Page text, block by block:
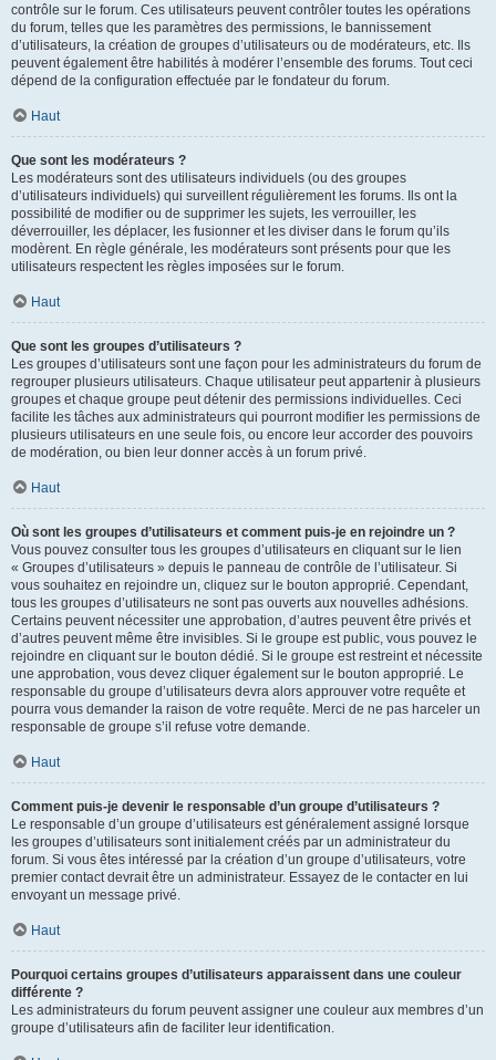
contrôle sur le forum. Ces utilisateurs peuvent contrôler toutes les opérations
du forum, telles que les paramètres des permissions, le bannissement
d’utilisateurs, la création de groupes d’utilisateurs ou de modérateurs, etc. Ils
peuvent également être habilités à modérer l’ensemble des forums. Tout ceci
dépend de la configuration effectuée par le fondateur du forum.
Haut
Que sont les modérateurs ?
Les modérateurs sont des utilisateurs individuels (ou des groupes
d’utilisateurs individuels) qui surveillent régulièrement les forums. Ils ont la
possibilité de modifier ou de supprimer les sujets, les verrouiller, les
déverrouiller, les déplacer, les fusionner et les diviser dans le forum qu’ils
modèrent. En règle générale, les modérateurs sont présents pour que les
utilisateurs respectent les règles imposées sur le forum.
Haut
Que sont les groupes d’utilisateurs ?
Les groupes d’utilisateurs sont une façon pour les administrateurs du forum de
regrouper plusieurs utilisateurs. Chaque utilisateur peut appartenir à plusieurs
groupes et chaque groupe peut détenir des permissions individuelles. Ceci
facilite les tâches aux administrateurs qui pourront modifier les permissions de
plusieurs utilisateurs en une seule fois, ou encore leur accorder des pouvoirs
de modération, ou bien leur donner accès à un forum privé.
Haut
Où sont les groupes d’utilisateurs et comment puis-je en rejoindre un ?
Vous pouvez consulter tous les groupes d’utilisateurs en cliquant sur le lien
« Groupes d’utilisateurs » depuis le panneau de contrôle de l’utilisateur. Si
vous souhaitez en rejoindre un, cliquez sur le bouton approprié. Cependant,
tous les groupes d’utilisateurs ne sont pas ouverts aux nouvelles adhésions.
Certains peuvent nécessiter une approbation, d’autres peuvent être privés et
d’autres peuvent même être invisibles. Si le groupe est public, vous pouvez le
rejoindre en cliquant sur le bouton dédié. Si le groupe est restreint et nécessite
une approbation, vous devez cliquer également sur le bouton approprié. Le
responsable du groupe d’utilisateurs devra alors approuver votre requête et
pourra vous demander la raison de votre requête. Merci de ne pas harceler un
responsable de groupe s’il refuse votre demande.
Haut
Comment puis-je devenir le responsable d’un groupe d’utilisateurs ?
Le responsable d’un groupe d’utilisateurs est généralement assigné lorsque
les groupes d’utilisateurs sont initialement créés par un administrateur du
forum. Si vous êtes intéressé par la création d’un groupe d’utilisateurs, votre
premier contact devrait être un administrateur. Essayez de le contacter en lui
envoyant un message privé.
Haut
Pourquoi certains groupes d’utilisateurs apparaissent dans une couleur
différente ?
Les administrateurs du forum peuvent assigner une couleur aux membres d’un
groupe d’utilisateurs afin de faciliter leur identification.